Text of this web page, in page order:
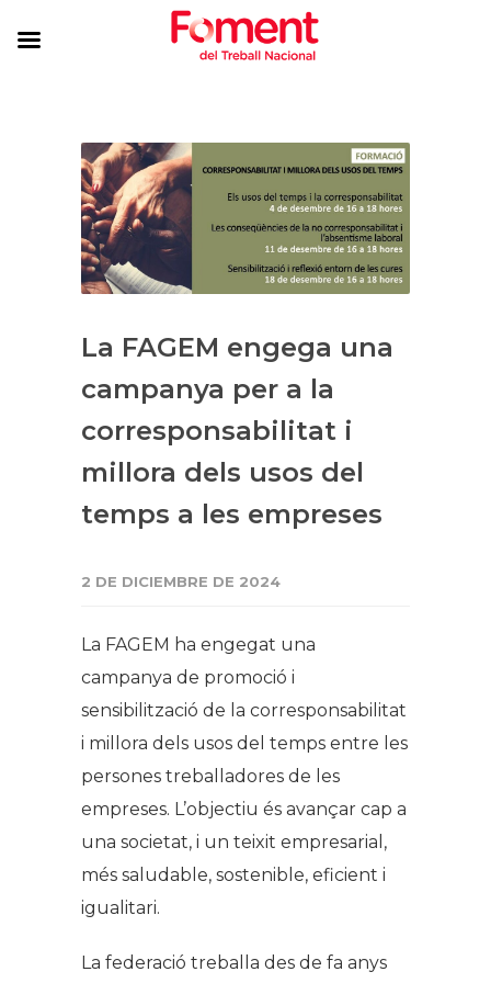
La FAGEM engega una
campanya per a la
corresponsabilitat i
millora dels usos del
temps a les empreses
2 DE DICIEMBRE DE 2024
La FAGEM ha engegat una
campanya de promoció i
sensibilització de la corresponsabilitat
i millora dels usos del temps entre les
persones treballadores de les
empreses. L’objectiu és avançar cap a
una societat, i un teixit empresarial,
més saludable, sostenible, eficient i
igualitari.
La federació treballa des de fa anys